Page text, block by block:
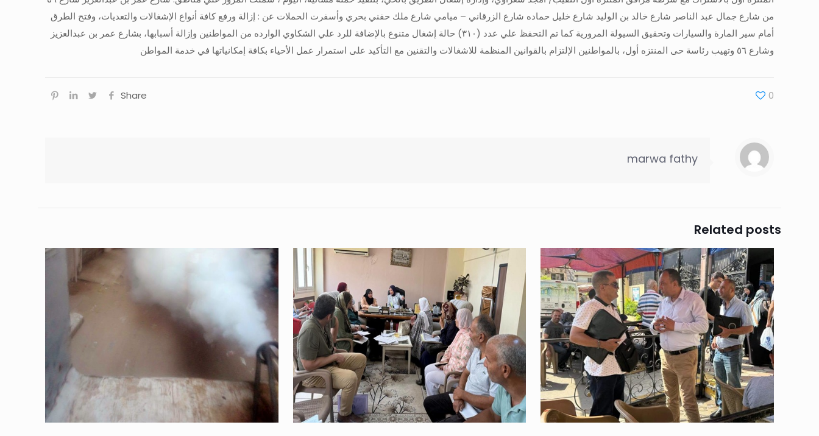
من شارع جمال عبد الناصر شارع خالد بن الوليد شارع خليل حماده شارع الزرقاني – ميامي شارع ملك حفني بحري وأسفرت الحملات عن : إزالة ورفع كافة أنواع الإشغالات والتعديات، وفتح الطرق
أمام سير المارة والسيارات وتحقيق السيولة المرورية كما تم التحفظ علي عدد (٣١٠) حالة إشغال متنوع بالإضافة للرد علي الشكاوي الوارده من المواطنين وإزالة أسبابها، بشارع عمر بن عبدالعزيز
وشارع ٥٦ وتهيب رئاسة حى المنتزه أول، بالمواطنين الإلتزام بالقوانين المنظمة للاشغالات والتقنين مع التأكيد على استمرار عمل الأحياء بكافة إمكانياتها في خدمة المواطن
Share 0
marwa fathy
Related posts